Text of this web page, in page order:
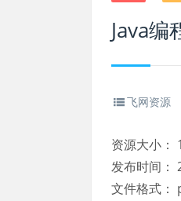
Java
飞网资源
资源大小：
发布时间：
文件格式：